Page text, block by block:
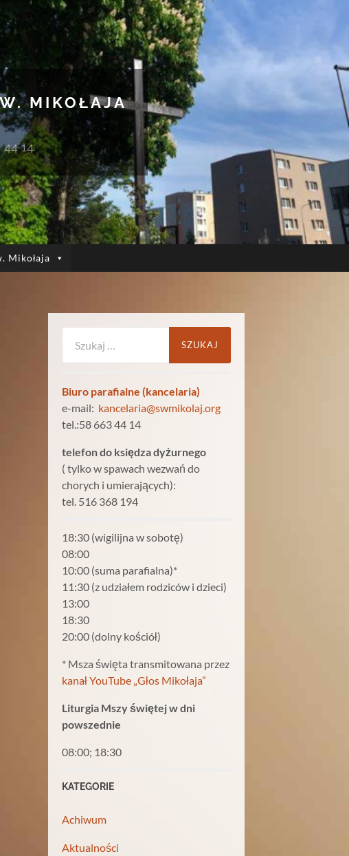
MIKOŁAJA
14
Mikołaja
Biuro parafialne (kancelaria)
e-mail: kancelaria@swmikolaj.org
tel.:58 663 44 14
telefon do księdza dyżurnego
( tylko w spawach wezwań do
chorych i umierających):
tel. 516 368 194
18:30 (wigilijna w sobotę)
08:00
10:00 (suma parafialna)*
11:30 (z udziałem rodziców i dzieci)
13:00
18:30
20:00 (dolny kościół)
* Msza święta transmitowana przez
kanał YouTube „Głos Mikołaja”
Liturgia Mszy świętej w dni
powszednie
08:00; 18:30
KATEGORIE
Achiwum
Aktualności